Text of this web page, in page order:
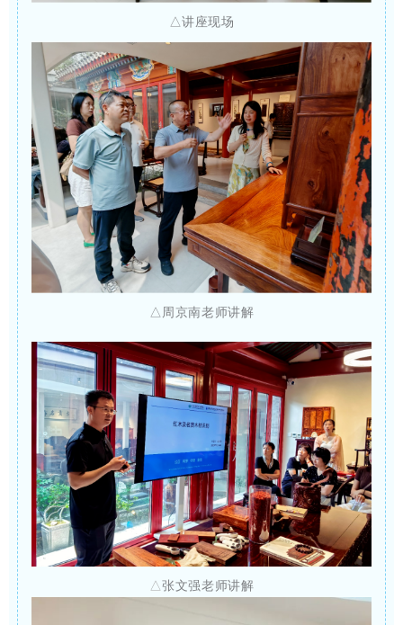
△讲座现场
△周京南老师讲解
△张文强老师讲解